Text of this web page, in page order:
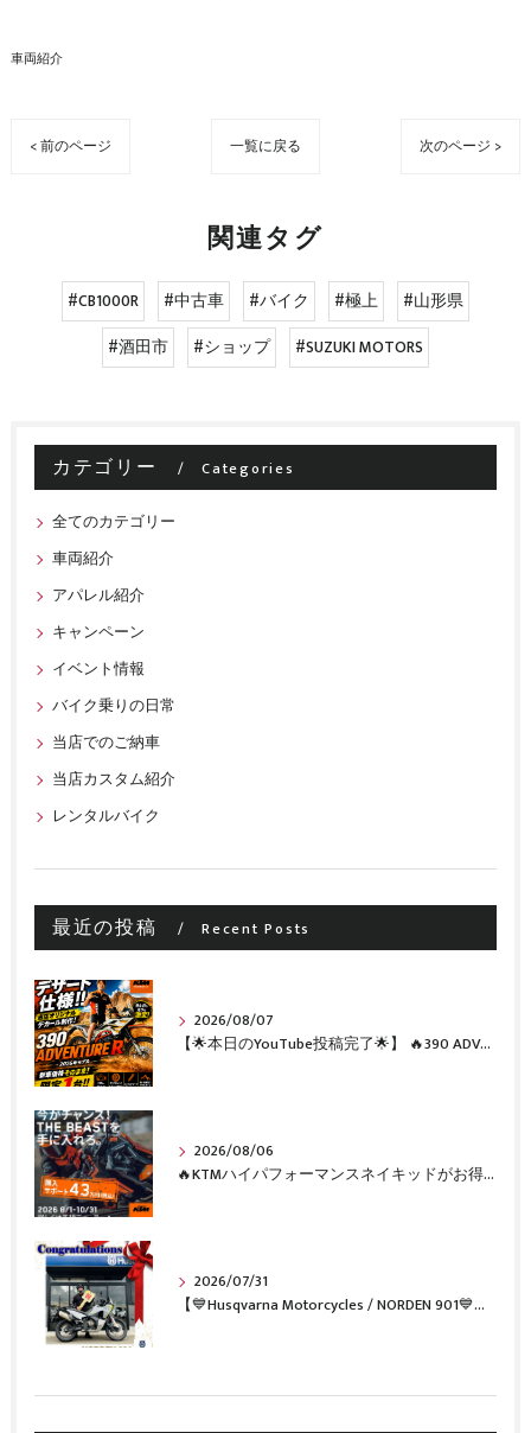
車両紹介
< 前のページ 一覧に戻る 次のページ >
関連タグ
#CB1000R #中古車 #バイク #極上
#山形県
#酒田市
#ショップ #SUZUKI MOTORS
カテゴリー Categories
全てのカテゴリー
車両紹介
アパレル紹介
キャンペーン
イベント情報
バイク乗りの日常
当店でのご納車
当店カスタム紹介
レンタルバイク
最近の投稿 Recent Posts
2026/08/07
【🌟本日のYouTube投稿完了🌟】 🔥390 ADVENTURE R × KTM山形 オリジナルデカール仕様誕生🔥
2026/08/06
🔥KTMハイパフォーマンスネイキッドがお得に手に入るチャンス🔥
2026/07/31
【💙Husqvarna Motorcycles / NORDEN 901💙】 ご納車おめでとうございます🎉✨